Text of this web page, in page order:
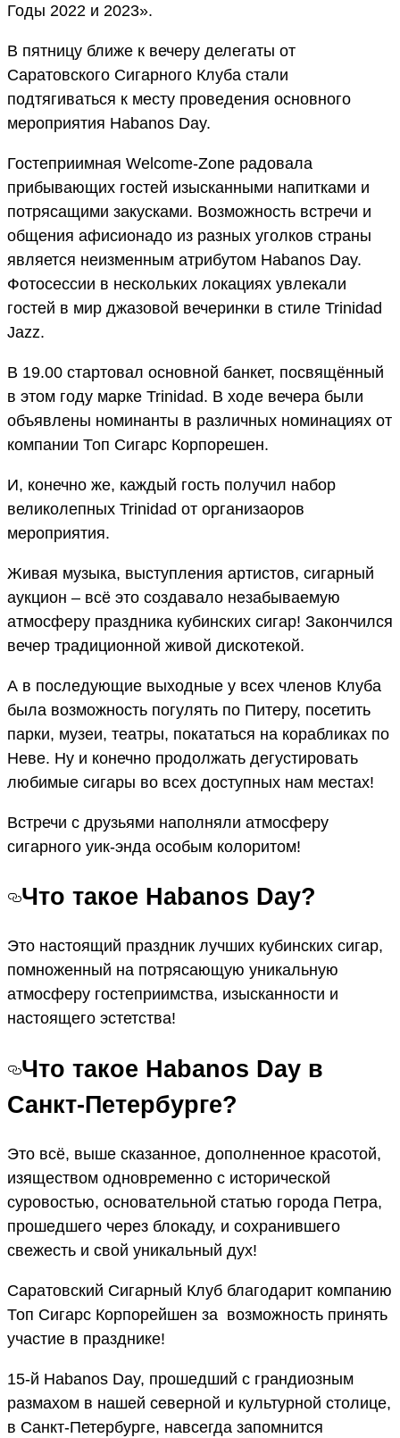
Годы 2022 и 2023».
В пятницу ближе к вечеру делегаты от
Саратовского Сигарного Клуба стали
подтягиваться к месту проведения основного
мероприятия Habanos Day.
Гостеприимная Welcome-Zone радовала
прибывающих гостей изысканными напитками и
потрясащими закусками. Возможность встречи и
общения афисионадо из разных уголков страны
является неизменным атрибутом Habanos Day.
Фотосессии в нескольких локациях увлекали
гостей в мир джазовой вечеринки в стиле Trinidad
Jazz.
В 19.00 стартовал основной банкет, посвящённый
в этом году марке Trinidad. В ходе вечера были
объявлены номинанты в различных номинациях от
компании Топ Сигарс Корпорешен.
И, конечно же, каждый гость получил набор
великолепных Trinidad от организаоров
мероприятия.
Живая музыка, выступления артистов, сигарный
аукцион – всё это создавало незабываемую
атмосферу праздника кубинских сигар! Закончился
вечер традиционной живой дискотекой.
А в последующие выходные у всех членов Клуба
была возможность погулять по Питеру, посетить
парки, музеи, театры, покататься на корабликах по
Неве. Ну и конечно продолжать дегустировать
любимые сигары во всех доступных нам местах!
Встречи с друзьями наполняли атмосферу
сигарного уик-энда особым колоритом!
Что такое Habanos Day?
Это настоящий праздник лучших кубинских сигар,
помноженный на потрясающую уникальную
атмосферу гостеприимства, изысканности и
настоящего эстетства!
Что такое Habanos Day в
Санкт-Петербурге?
Это всё, выше сказанное, дополненное красотой,
изяществом одновременно с исторической
суровостью, основательной статью города Петра,
прошедшего через блокаду, и сохранившего
свежесть и свой уникальный дух!
Саратовский Сигарный Клуб благодарит компанию
Топ Сигарс Корпорейшен за возможность принять
участие в празднике!
15-й Habanos Day, прошедший с грандиозным
размахом в нашей северной и культурной столице,
в Санкт-Петербурге, навсегда запомнится